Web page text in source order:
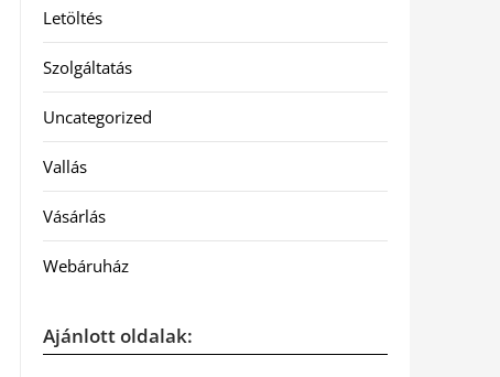
Letöltés
Szolgáltatás
Uncategorized
Vallás
Vásárlás
Webáruház
Ajánlott oldalak: